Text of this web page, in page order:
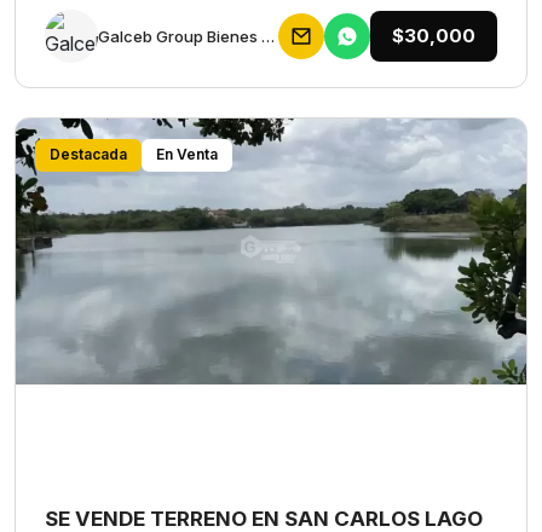
Galceb Group Bienes Raices $30,000
Destacada En Venta
SE VENDE TERRENO EN SAN CARLOS LAGO